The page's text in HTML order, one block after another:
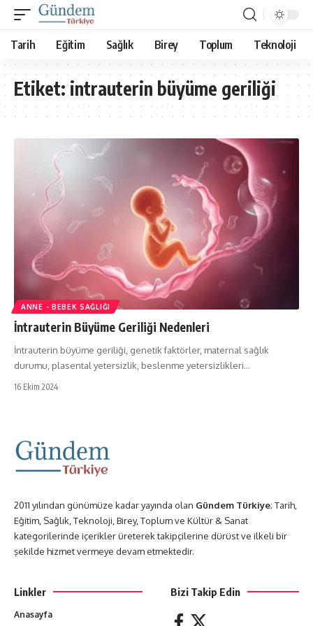
Tarih Eğitim Sağlık Birey Toplum Teknoloji
Etiket:intrauterin büyüme geriliği
ANNE - BEBEK SAĞLIĞI
İntrauterin Büyüme Geriliği Nedenleri
İntrauterin büyüme geriliği, genetik faktörler, maternal sağlık
durumu, plasental yetersizlik, beslenme yetersizlikleri…
16 Ekim 2024
2011 yılından günümüze kadar yayında olan Gündem Türkiye; Tarih,
Eğitim, Sağlık, Teknoloji, Birey, Toplum ve Kültür & Sanat
kategorilerinde içerikler üreterek takipçilerine dürüst ve ilkeli bir
şekilde hizmet vermeye devam etmektedir.
Linkler
Anasayfa
Bizi Takip Edin